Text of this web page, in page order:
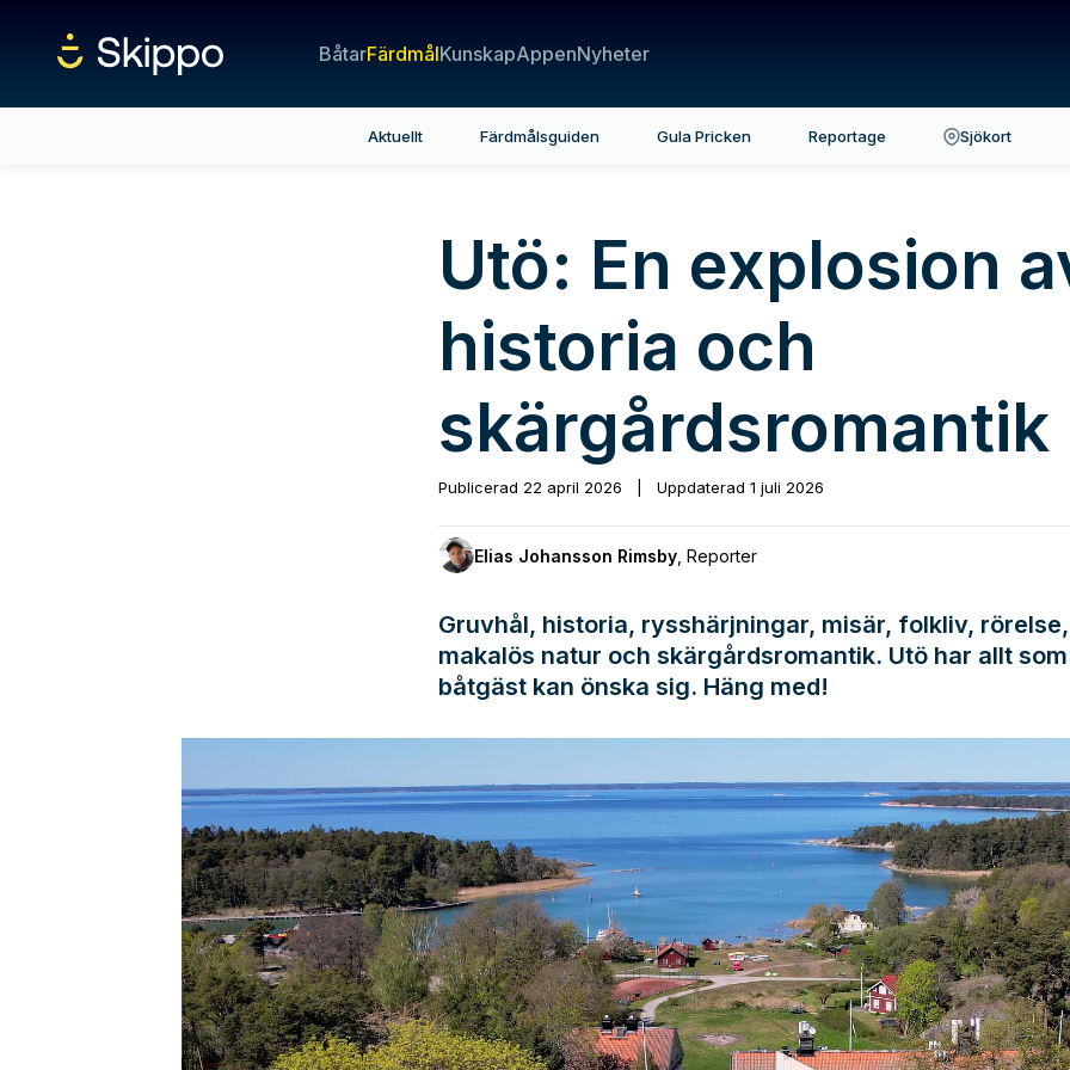
BåtarFärdmålKunskapAppenNyheter
Aktuellt Färdmålsguiden Gula Pricken Reportage Sjökort
Utö: En explosion
historia och
skärgårdsromantik
Publicerad 22 april 2026 Uppdaterad 1 juli 2026
Elias Johansson Rimsby Reporter
Gruvhål, historia, rysshärjningar, misär, folkliv, rörelse,
makalös natur och skärgårdsromantik. Utö har allt
båtgäst kan önska sig. Häng med!